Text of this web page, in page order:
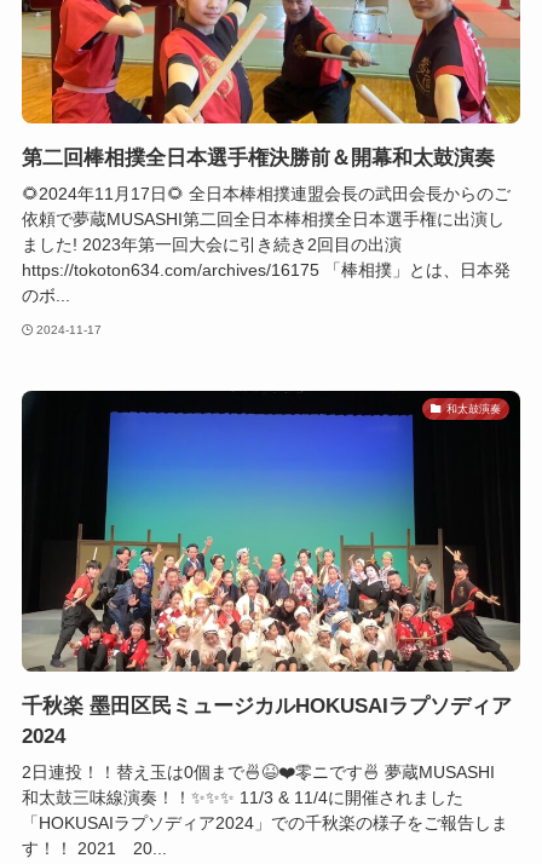
第二回棒相撲全日本選手権決勝前＆開幕和太鼓演奏
🌻2024年11月17日🌻 全日本棒相撲連盟会長の武田会長からのご
依頼で夢蔵MUSASHI第二回全日本棒相撲全日本選手権に出演し
ました! 2023年第一回大会に引き続き2回目の出演
https://tokoton634.com/archives/16175 「棒相撲」とは、日本発
のボ...
2024-11-17
和太鼓演奏
千秋楽 墨田区民ミュージカルHOKUSAIラプソディア
2024
2日連投！！替え玉は0個まで🍜😆❤️零ニです🍜 夢蔵MUSASHI
和太鼓三味線演奏！！✨✨✨ 11/3 & 11/4に開催されました
「HOKUSAIラプソディア2024」での千秋楽の様子をご報告しま
す！！ 2021 20...